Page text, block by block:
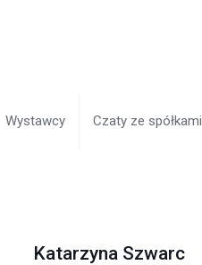
Wystawcy Czaty ze spółkami
Katarzyna Szwarc